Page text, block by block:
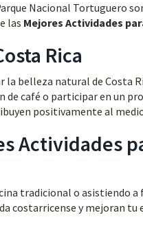
Nacional Tortuguero
las Mejores Actividades
Rica
belleza natural de Costa
de café o participar en un
positivamente al
Actividades
tradicional o asistiendo a
costarricense y mejoran tu